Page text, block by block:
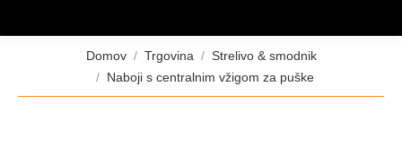
Domov Trgovina
Strelivo & smodnik
Naboji s centralnim vžigom za puške